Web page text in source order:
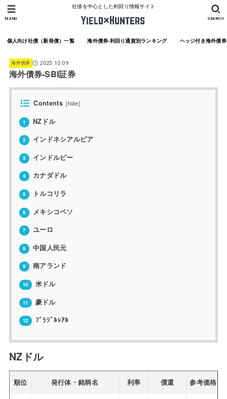
社債を中心とした利回り情報サイト
個人向け社債（新発債）一覧 海外債券-利回り通貨別ランキング ヘッジ付き海外債
SEARCH
MENU
海外債券 2023.10.09
海外債券-SBI証券
Contents [hide]
1 NZドル
2 インドネシアルピア
3 インドルピー
4 カナダドル
5 トルコリラ
6 メキシコペソ
7 ユーロ
8 中国人民元
9 南アランド
10 米ドル
11 豪ドル
12 ﾌﾞﾗｼﾞﾙﾚｱﾙ
NZドル
順位 発行体・銘柄名 利率 償還 参考価格